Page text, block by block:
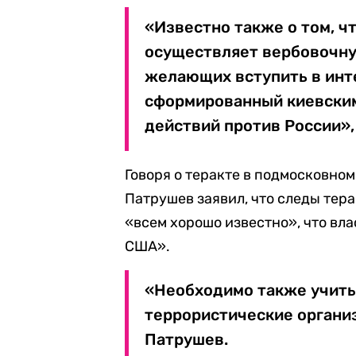
«Известно также о том,
осуществляет
желающих вступить в
сформированный
действий против
Говоря о теракте в
Патрушев заявил, что следы
«всем хорошо известно», что
США».
«Необходимо также
террористические
Патрушев.